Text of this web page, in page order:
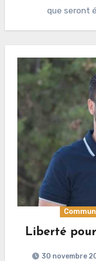
que seront
Liberté
30 novembre